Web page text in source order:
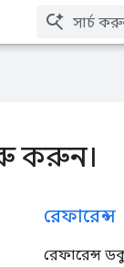
করুন।
রেফারেন্স
রেফারেন্স